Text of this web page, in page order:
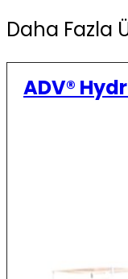
Daha Fazla
ADV®